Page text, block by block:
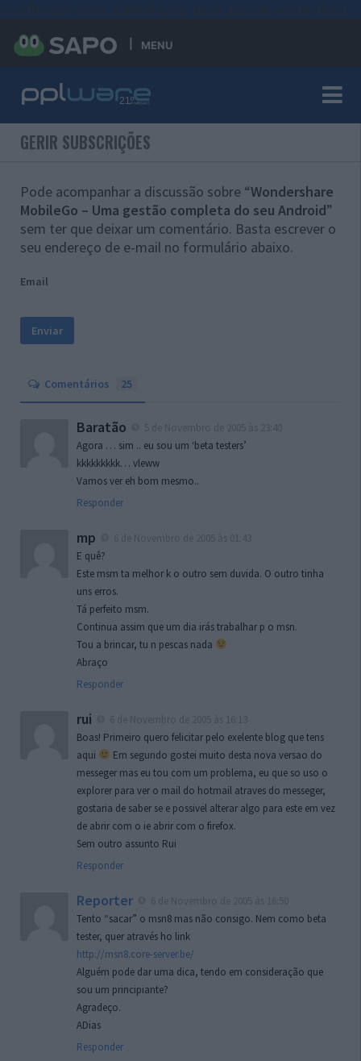
MENU
GERIR SUBSCRIÇÕES
Pode acompanhar a discussão sobre “Wondershare
MobileGo – Uma gestão completa do seu Android”
sem ter que deixar um comentário. Basta escrever o
seu endereço de e-mail no formulário abaixo.
Email
Comentários 25
Baratão
Agora … sim .. eu sou um ‘beta testers’
kkkkkkkkk… vleww
Vamos ver eh bom mesmo..
Responder
mp
E quê?
Este msm ta melhor k o outro sem duvida. O outro tinha
uns erros.
Tá perfeito msm.
Continua assim que um dia irás trabalhar p o msn.
Tou a brincar, tu n pescas nada
Abraço
Responder
rui
Boas! Primeiro quero felicitar pelo exelente blog que tens
aqui
Em segundo gostei muito desta nova versao do
messeger mas eu tou com um problema, eu que so uso o
explorer para ver o mail do hotmail atraves do messeger,
gostaria de saber se e possivel alterar algo para este em vez
de abrir com o ie abrir com o firefox.
Sem outro assunto Rui
Responder
Reporter
Tento “sacar” o msn8 mas não consigo. Nem como beta
tester, quer através ho link
http://msn8.core-server.be/
Alguém pode dar uma dica, tendo em consideração que
sou um principiante?
Agradeço.
ADias
Responder